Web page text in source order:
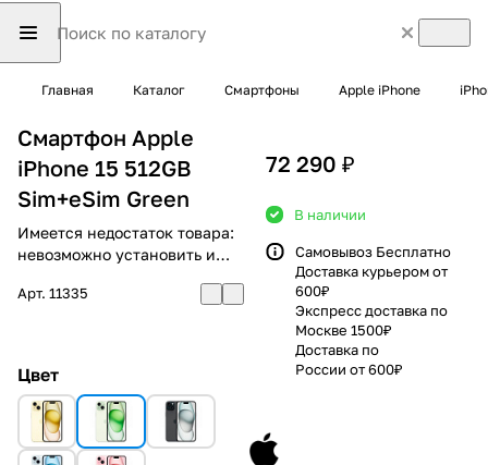
Главная Каталог Смартфоны Apple iPhone
Смартфон Apple
iPhone 15 512GB
Sim+eSim Green
Имеется недостаток товара:
невозможно установить и
Арт. 11335
Цвет
72 290 ₽
В наличии
Самовывоз Бесплатно
Доставка курьером от
600₽
Экспресс доставка по
Москве 1500₽
Доставка по
России от 600₽